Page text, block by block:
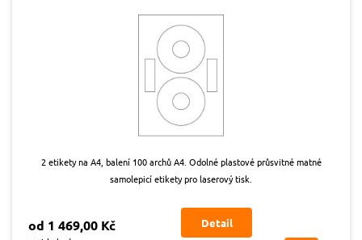
2 etikety na A4, balení 100 archů A4. Odolné plastové průsvitné matné
samolepicí etikety pro laserový tisk.
od 1 469,00 Kč Detail